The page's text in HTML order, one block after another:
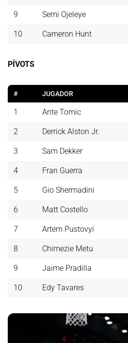
9 Semi Ojeleye
10 Cameron Hunt
PÍVOTS
# JUGADOR
1 Ante Tomic
2 Derrick Alston Jr.
3 Sam Dekker
4 Fran Guerra
5 Gio Shermadini
6 Matt Costello
7 Artem Pustovyi
8 Chimezie Metu
9 Jaime Pradilla
10 Edy Tavares